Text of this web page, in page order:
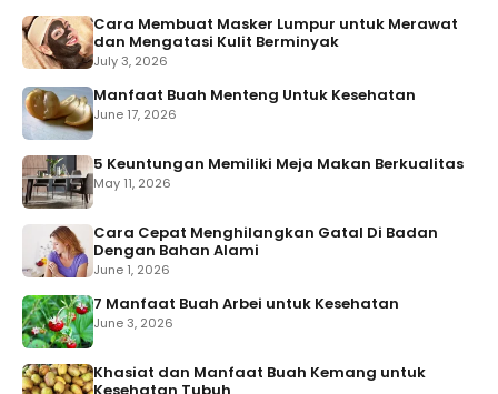
Cara Membuat Masker Lumpur untuk Merawat
dan Mengatasi Kulit Berminyak
July 3, 2026
Manfaat Buah Menteng Untuk Kesehatan
June 17, 2026
5 Keuntungan Memiliki Meja Makan Berkualitas
May 11, 2026
Cara Cepat Menghilangkan Gatal Di Badan
Dengan Bahan Alami
June 1, 2026
7 Manfaat Buah Arbei untuk Kesehatan
June 3, 2026
Khasiat dan Manfaat Buah Kemang untuk